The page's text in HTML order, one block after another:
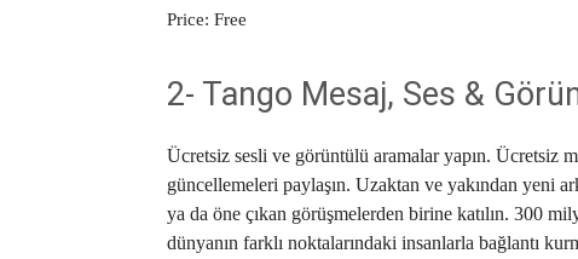
Price: Free
2- Tango Mesaj, Ses &
Ücretsiz sesli ve görüntülü aramalar yapın. Ücretsiz
güncellemeleri paylaşın. Uzaktan ve yakından yeni
ya da öne çıkan görüşmelerden birine katılın. 300
dünyanın farklı noktalarındaki insanlarla bağlantı